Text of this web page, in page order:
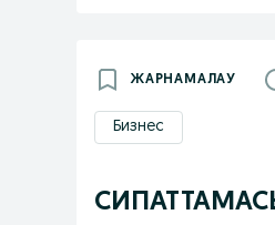
ЖАРНАМАЛАУ
Бизнес